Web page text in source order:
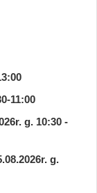
g. 10:30 -
g.